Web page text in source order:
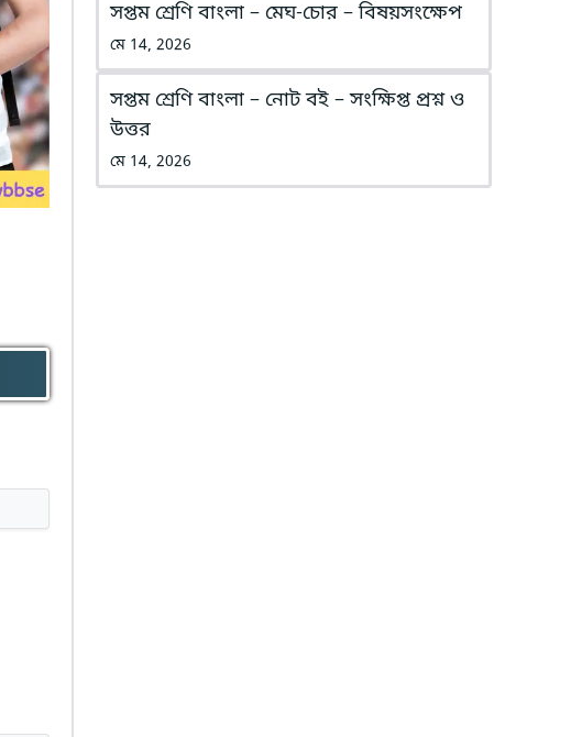
সপ্তম শ্রেণি বাংলা – মেঘ-চোর – বিষয়সংক্ষেপ
মে 14, 2026
সপ্তম শ্রেণি বাংলা – নোট বই – সংক্ষিপ্ত প্রশ্ন ও
উত্তর
মে 14, 2026